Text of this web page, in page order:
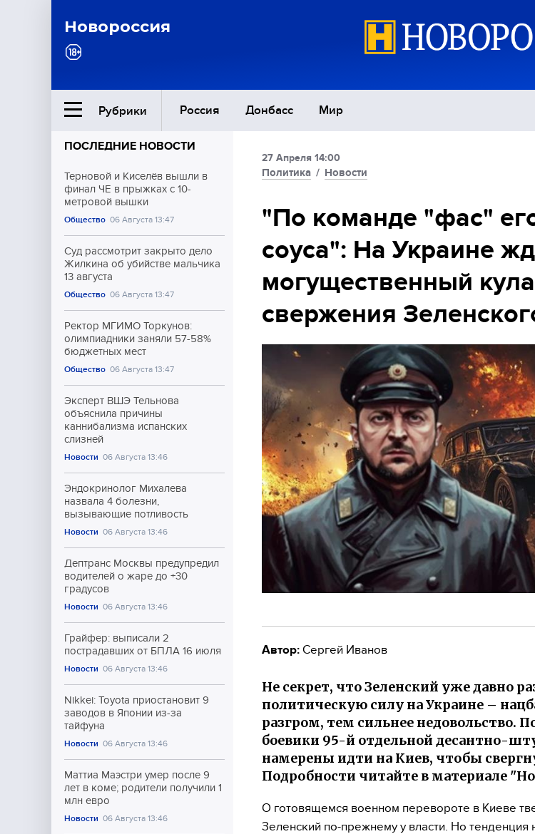
Новороссия
Рубрики Россия Донбасс Мир
Ближний Восток Политика
Общество
Экономика
Культура
Спорт
ПОСЛЕДНИЕ НОВОСТИ
Терновой и Киселёв вышли в
финал ЧЕ в прыжках с 10-
метровой вышки
Общество 06 Августа 13:47
Суд рассмотрит закрыто дело
Жилкина об убийстве мальчика
13 августа
Общество 06 Августа 13:47
Ректор МГИМО Торкунов:
олимпиадники заняли 57-58%
бюджетных мест
Общество 06 Августа 13:47
Эксперт ВШЭ Тельнова
объяснила причины
каннибализма испанских
слизней
Новости 06 Августа 13:46
Эндокринолог Михалева
назвала 4 болезни,
вызывающие потливость
Новости 06 Августа 13:46
Дептранс Москвы предупредил
водителей о жаре до +30
градусов
Новости 06 Августа 13:46
Грайфер: выписали 2
пострадавших от БПЛА 16 июля
Новости 06 Августа 13:46
Nikkei: Toyota приостановит 9
заводов в Японии из-за
тайфуна
Новости 06 Августа 13:46
Маттиа Маэстри умер после 9
лет в коме; родители получили 1
млн евро
Новости 06 Августа 13:46
27 Апреля 14:00
Политика / Новости
"По команде "фас"
соуса": На Украине
могущественный
свержения
Автор: Сергей Иванов
Не секрет, что Зеленский уже давно
политическую силу на Украине –
разгром, тем сильнее недовольство.
боевики 95-й отдельной десантно-
намерены идти на Киев, чтобы
Подробности читайте в материале
О готовящемся военном перевороте в Киеве
Зеленский по-прежнему у власти. Но тенденция